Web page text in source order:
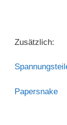
Zusätzlich:
Papersnake